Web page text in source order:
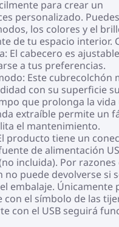
para crear un
personalizado. Puedes
los colores y el
de tu espacio interior.
El cabecero es
a tus preferencias.
Este cubrecolchón
con su superficie
que prolonga la vida
extraíble permite un
el mantenimiento.
producto tiene un
de alimentación
incluida). Por razones
no puede devolverse si
embalaje. Únicamente
el símbolo de las
con el USB seguirá